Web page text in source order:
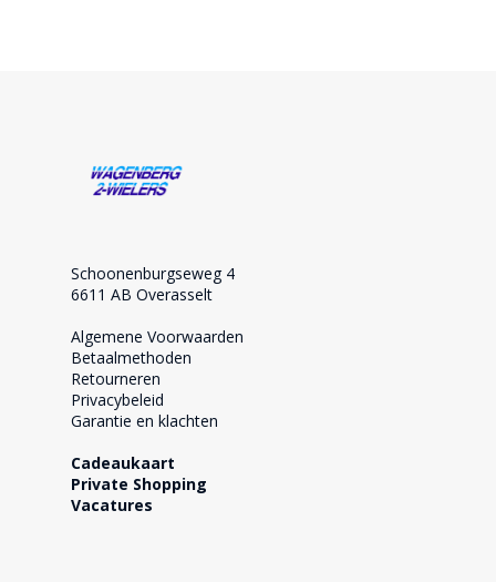
Schoonenburgseweg 4
6611 AB Overasselt
Algemene Voorwaarden
Betaalmethoden
Retourneren
Privacybeleid
Garantie en klachten
Cadeaukaart
Private Shopping
Vacatures